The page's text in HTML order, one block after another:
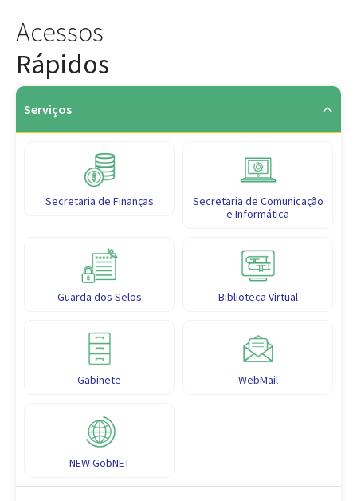
Acessos
Rápidos
Serviços
Secretaria de Finanças
Secretaria de Comunicação
e Informática
Guarda dos Selos Biblioteca Virtual
Gabinete WebMail
NEW GobNET